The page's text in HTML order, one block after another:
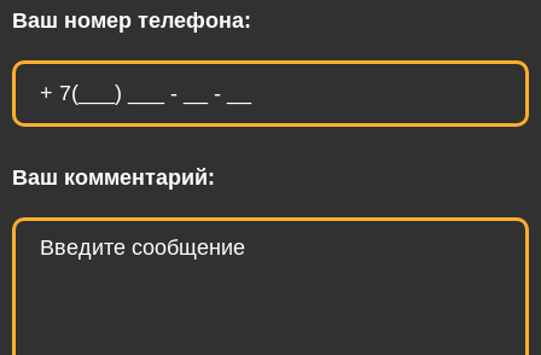
Ваш номер телефона:
Ваш комментарий: